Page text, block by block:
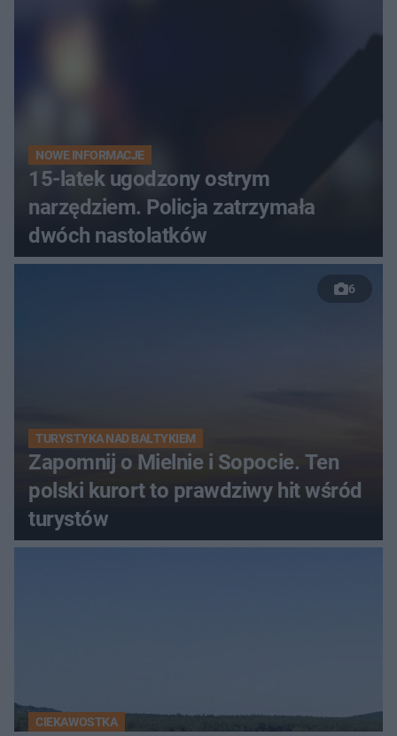
NOWE INFORMACJE
15-latek ugodzony ostrym
narzędziem. Policja zatrzymała
dwóch nastolatków
6
TURYSTYKA NAD BAŁTYKIEM
Zapomnij o Mielnie i Sopocie. Ten
polski kurort to prawdziwy hit wśród
turystów
CIEKAWOSTKA